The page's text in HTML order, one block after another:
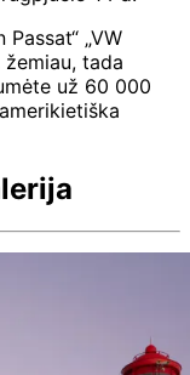
„VW
žemiau, tada
už 60 000